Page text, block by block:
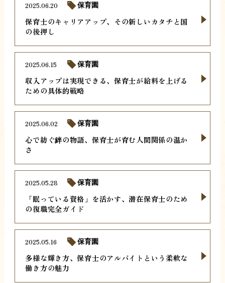
保育士のキャリアアップ、その新しいカタチと国
の後押し
2025.06.20 保育園
収入アップは実現できる、保育士が給料を上げる
ための具体的戦略
2025.06.15 保育園
心で紡ぐ絆の物語、保育士が育む人間関係の温か
さ
2025.06.02 保育園
「眠っている資格」を活かす、潜在保育士のため
の復職完全ガイド
2025.05.28 保育園
多様な輝き方、保育士のアルバイトという柔軟な
働き方の魅力
2025.05.16 保育園